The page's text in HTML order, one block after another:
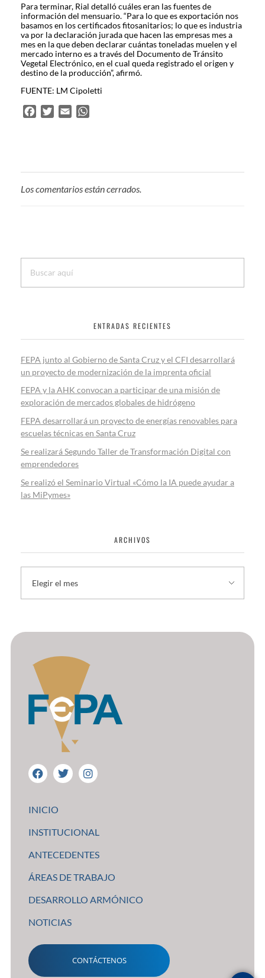
Para terminar, Rial detalló cuáles eran las fuentes de
información del mensuario. “Para lo que es exportación nos
basamos en los certificados fitosanitarios; lo que es industria
va por la declaración jurada que hacen las empresas mes a
mes en la que deben declarar cuántas toneladas muelen y el
mercado interno es a través del Documento de Tránsito
Vegetal Electrónico, en el cual queda registrado el origen y
destino de la producción”, afirmó.
FUENTE: LM Cipoletti
o
o
e
r
A
p
Los comentarios están cerrados.
ENTRADAS RECIENTES
FEPA junto al Gobierno de Santa Cruz y el CFI desarrollará
un proyecto de modernización de la imprenta oficial
FEPA y la AHK convocan a participar de una misión de
exploración de mercados globales de hidrógeno
FEPA desarrollará un proyecto de energías renovables para
escuelas técnicas en Santa Cruz
Se realizará Segundo Taller de Transformación Digital con
emprendedores
Se realizó el Seminario Virtual «Cómo la IA puede ayudar a
las MiPymes»
ARCHIVOS
INICIO
INSTITUCIONAL
ANTECEDENTES
ÁREAS DE TRABAJO
DESARROLLO ARMÓNICO
NOTICIAS
CONTÁCTENOS